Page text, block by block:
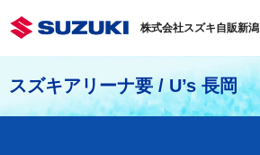
株式会社スズキ自販新潟
スズキアリーナ要 / U’s 長岡